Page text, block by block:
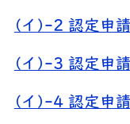
(イ)-2 認定申
(イ)-3 認定申
(イ)-4 認定申